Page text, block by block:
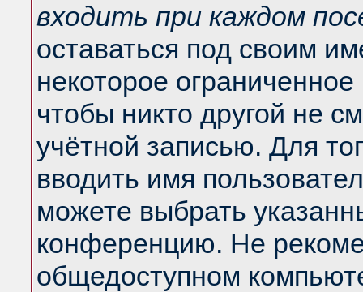
входить при каждом
оставаться под своим
некоторое
чтобы никто другой не
учётной записью. Для
вводить имя
можете выбрать
конференцию. Не
общедоступном